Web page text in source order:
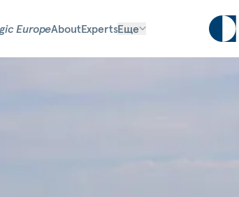
EuropeAboutExpertsЕще